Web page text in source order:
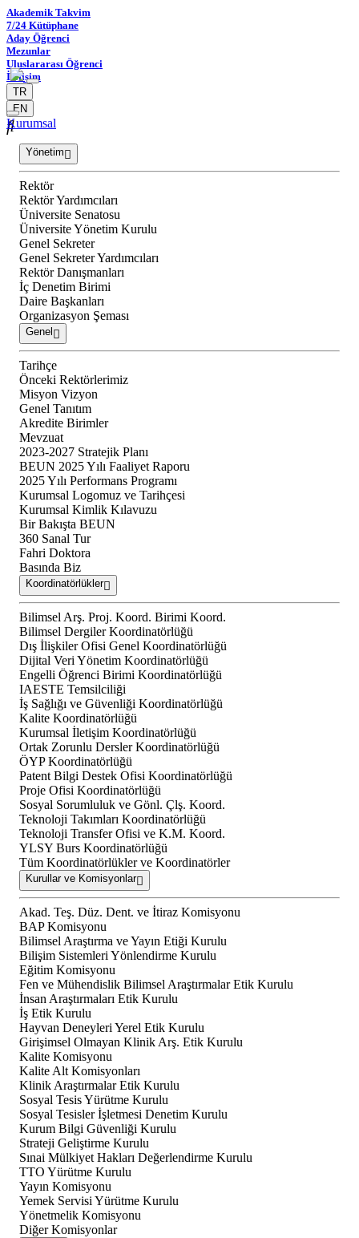
Akademik Takvim
7/24 Kütüphane
Aday Öğrenci
Mezunlar
Uluslararası Öğrenci
İletişim
TR
EN
Kurumsal
Yönetim
Rektör
Rektör Yardımcıları
Üniversite Senatosu
Üniversite Yönetim Kurulu
Genel Sekreter
Genel Sekreter Yardımcıları
Rektör Danışmanları
İç Denetim Birimi
Daire Başkanları
Organizasyon Şeması
Genel
Tarihçe
Önceki Rektörlerimiz
Misyon Vizyon
Genel Tanıtım
Akredite Birimler
Mevzuat
2023-2027 Stratejik Planı
BEUN 2025 Yılı Faaliyet Raporu
2025 Yılı Performans Programı
Kurumsal Logomuz ve Tarihçesi
Kurumsal Kimlik Kılavuzu
Bir Bakışta BEUN
360 Sanal Tur
Fahri Doktora
Basında Biz
Koordinatörlükler
Bilimsel Arş. Proj. Koord. Birimi Koord.
Bilimsel Dergiler Koordinatörlüğü
Dış İlişkiler Ofisi Genel Koordinatörlüğü
Dijital Veri Yönetim Koordinatörlüğü
Engelli Öğrenci Birimi Koordinatörlüğü
IAESTE Temsilciliği
İş Sağlığı ve Güvenliği Koordinatörlüğü
Kalite Koordinatörlüğü
Kurumsal İletişim Koordinatörlüğü
Ortak Zorunlu Dersler Koordinatörlüğü
ÖYP Koordinatörlüğü
Patent Bilgi Destek Ofisi Koordinatörlüğü
Proje Ofisi Koordinatörlüğü
Sosyal Sorumluluk ve Gönl. Çlş. Koord.
Teknoloji Takımları Koordinatörlüğü
Teknoloji Transfer Ofisi ve K.M. Koord.
YLSY Burs Koordinatörlüğü
Tüm Koordinatörlükler ve Koordinatörler
Kurullar ve Komisyonlar
Akad. Teş. Düz. Dent. ve İtiraz Komisyonu
BAP Komisyonu
Bilimsel Araştırma ve Yayın Etiği Kurulu
Bilişim Sistemleri Yönlendirme Kurulu
Eğitim Komisyonu
Fen ve Mühendislik Bilimsel Araştırmalar Etik Kurulu
İnsan Araştırmaları Etik Kurulu
İş Etik Kurulu
Hayvan Deneyleri Yerel Etik Kurulu
Girişimsel Olmayan Klinik Arş. Etik Kurulu
Kalite Komisyonu
Kalite Alt Komisyonları
Klinik Araştırmalar Etik Kurulu
Sosyal Tesis Yürütme Kurulu
Sosyal Tesisler İşletmesi Denetim Kurulu
Kurum Bilgi Güvenliği Kurulu
Strateji Geliştirme Kurulu
Sınai Mülkiyet Hakları Değerlendirme Kurulu
TTO Yürütme Kurulu
Yayın Komisyonu
Yemek Servisi Yürütme Kurulu
Yönetmelik Komisyonu
Diğer Komisyonlar